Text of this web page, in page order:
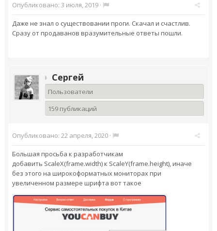
Опубликовано: 3 июля, 2019 ·
Даже не знал о существовании проги. Скачал и счастлив.
Сразу от продаванов вразумительные ответы пошли.
Сергей
Пользователи
159 публикаций
Опубликовано: 22 апреля, 2020 ·
Большая просьба к разработчикам
добавить ScaleX(frame.width) к ScaleY(frame.height), иначе
без этого на широкоформатных мониторах при
увеличенном размере шрифта вот такое